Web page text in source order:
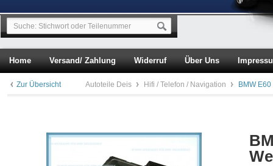
Home Versand/ Zahlung Widerruf Über Uns
Zur Übersicht Autoteile Deis Hifi / Telefon / Navigation BMW